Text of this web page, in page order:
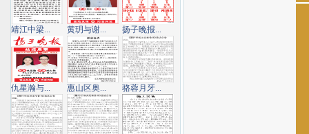
靖江中梁... 黄玥与谢... 扬子晚报...
仇星瀚与... 惠山区奥... 骆蓉月牙...